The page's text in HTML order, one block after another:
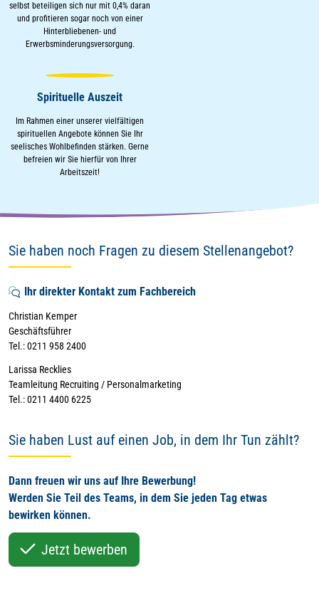
selbst beteiligen sich nur mit 0,4% daran
und profitieren sogar noch von einer
Hinterbliebenen- und
Erwerbsminderungsversorgung.
Spirituelle Auszeit
Im Rahmen einer unserer vielfältigen
spirituellen Angebote können Sie Ihr
seelisches Wohlbefinden stärken. Gerne
befreien wir Sie hierfür von Ihrer
Arbeitszeit!
Sie haben noch Fragen zu diesem Stellenangebot?
Ihr direkter Kontakt zum Fachbereich
Christian Kemper
Geschäftsführer
Tel.: 0211 958 2400
Larissa Recklies
Teamleitung Recruiting / Personalmarketing
Tel.: 0211 4400 6225
Sie haben Lust auf einen Job, in dem Ihr Tun zählt?
Dann freuen wir uns auf Ihre Bewerbung!
Werden Sie Teil des Teams, in dem Sie jeden Tag etwas
bewirken können.
Jetzt bewerben